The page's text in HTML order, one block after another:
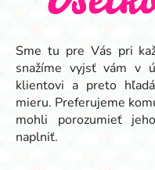
Sme tu pre Vás pri
snažíme vyjsť vám v
klientovi a preto
mieru. Preferujeme
mohli porozumieť
naplniť.